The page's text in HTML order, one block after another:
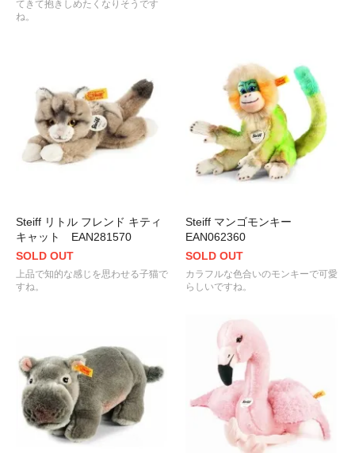
てきて抱きしめたくなりそうです
ね。
Steiff リトル フレンド キティ
キャット EAN281570
SOLD OUT
上品で知的な感じを思わせる子猫で
すね。
Steiff マンゴモンキー
EAN062360
SOLD OUT
カラフルな色合いのモンキーで可愛
らしいですね。